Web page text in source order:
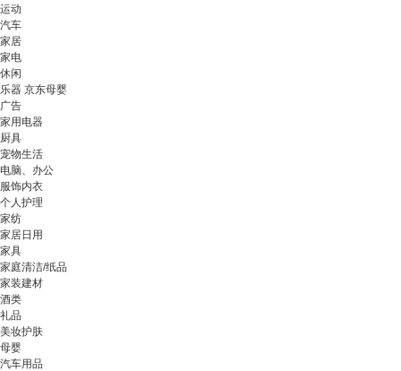
运动
汽车
家居
家电
休闲
乐器 京东母婴
广告
家用电器
厨具
宠物生活
电脑、办公
服饰内衣
个人护理
家纺
家居日用
家具
家庭清洁/纸品
家装建材
酒类
礼品
美妆护肤
母婴
汽车用品